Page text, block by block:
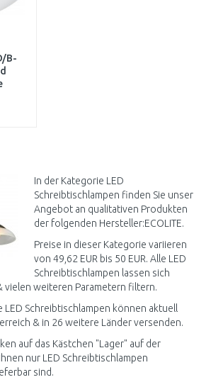
B-
In der Kategorie LED
Schreibtischlampen finden Sie unser
Angebot an qualitativen Produkten
der folgenden Hersteller:ECOLITE.
Preise in dieser Kategorie variieren
von 49,62 EUR bis 50 EUR. Alle LED
Schreibtischlampen lassen sich
vielen weiteren Parametern filtern.
Schreibtischlampen können aktuell
& in 26 weitere Länder versenden.
auf das Kästchen "Lager" auf der
nur LED Schreibtischlampen
sind.